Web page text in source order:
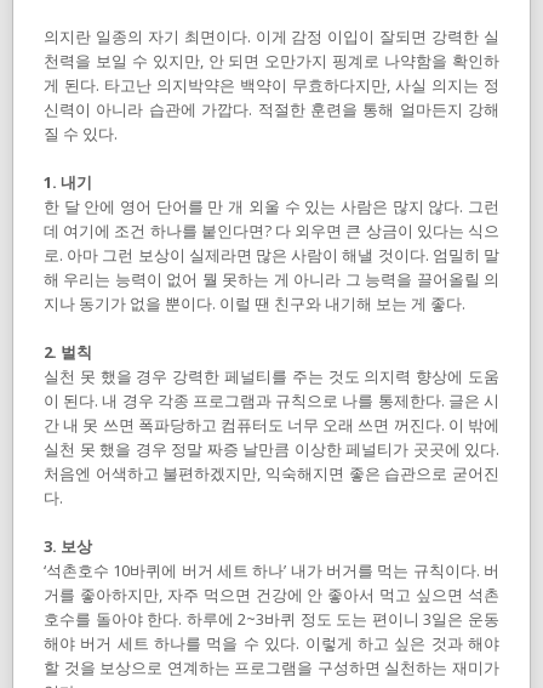
의지란 일종의 자기 최면이다. 이게 감정 이입이 잘되면 강력한 실
천력을 보일 수 있지만, 안 되면 오만가지 핑계로 나약함을 확인하
게 된다. 타고난 의지박약은 백약이 무효하다지만, 사실 의지는 정
신력이 아니라 습관에 가깝다. 적절한 훈련을 통해 얼마든지 강해
질 수 있다.
1. 내기
한 달 안에 영어 단어를 만 개 외울 수 있는 사람은 많지 않다. 그런
데 여기에 조건 하나를 붙인다면? 다 외우면 큰 상금이 있다는 식으
로. 아마 그런 보상이 실제라면 많은 사람이 해낼 것이다. 엄밀히 말
해 우리는 능력이 없어 뭘 못하는 게 아니라 그 능력을 끌어올릴 의
지나 동기가 없을 뿐이다. 이럴 땐 친구와 내기해 보는 게 좋다.
2. 벌칙
실천 못 했을 경우 강력한 페널티를 주는 것도 의지력 향상에 도움
이 된다. 내 경우 각종 프로그램과 규칙으로 나를 통제한다. 글은 시
간 내 못 쓰면 폭파당하고 컴퓨터도 너무 오래 쓰면 꺼진다. 이 밖에
실천 못 했을 경우 정말 짜증 날만큼 이상한 페널티가 곳곳에 있다.
처음엔 어색하고 불편하겠지만, 익숙해지면 좋은 습관으로 굳어진
다.
3. 보상
‘석촌호수 10바퀴에 버거 세트 하나’ 내가 버거를 먹는 규칙이다. 버
거를 좋아하지만, 자주 먹으면 건강에 안 좋아서 먹고 싶으면 석촌
호수를 돌아야 한다. 하루에 2~3바퀴 정도 도는 편이니 3일은 운동
해야 버거 세트 하나를 먹을 수 있다. 이렇게 하고 싶은 것과 해야
할 것을 보상으로 연계하는 프로그램을 구성하면 실천하는 재미가